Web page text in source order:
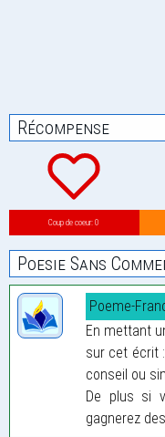
Récompense
Coup de coeur: 0
Poesie Sans
Poeme-
En mettant
sur cet écrit
conseil ou
De plus si
gagnerez